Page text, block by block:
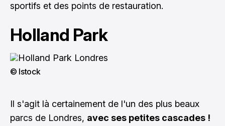
sportifs et des points de restauration.
Holland Park
© Istock
Il s'agit là certainement de l'un des plus beaux
parcs de Londres, avec ses petites cascades !